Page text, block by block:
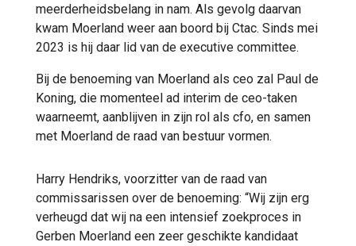
meerderheidsbelang in nam. Als gevolg daarvan
kwam Moerland weer aan boord bij Ctac. Sinds mei
2023 is hij daar lid van de executive committee.
Bij de benoeming van Moerland als ceo zal Paul de
Koning, die momenteel ad interim de ceo-taken
waarneemt, aanblijven in zijn rol als cfo, en samen
met Moerland de raad van bestuur vormen.
Harry Hendriks, voorzitter van de raad van
commissarissen over de benoeming: “Wij zijn erg
verheugd dat wij na een intensief zoekproces in
Gerben Moerland een zeer geschikte kandidaat